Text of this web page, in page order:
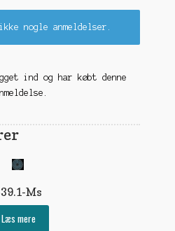
nogle anmeldelser.
ind og har købt denne
Ms
Læs mere